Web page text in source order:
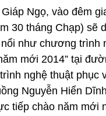
Ngọ, vào đêm
30 tháng Chạp) sẽ
như chương trình
mới 2014” tại
nghệ thuật phục
Nguyễn Hiển
tiếp chào năm mới